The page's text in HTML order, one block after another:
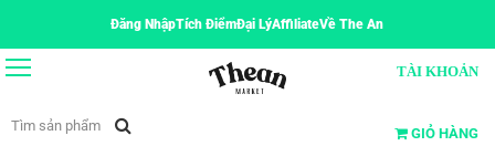
Đăng NhậpTích ĐiểmĐại LýAffiliateVề The An
TÀI KHOẢN
GIỎ HÀNG